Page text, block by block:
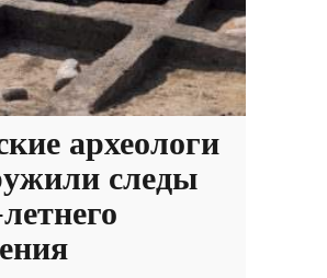
археологи
следы